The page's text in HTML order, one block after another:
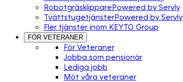
RobotgräsklipparePowered by Servly
TvättstugetjänsterPowered by Servly
Fler tjänster inom KEYTO Group
FÖR VETERANER
För Veteraner
Jobba som pensionär
Lediga jobb
Möt våra veteraner